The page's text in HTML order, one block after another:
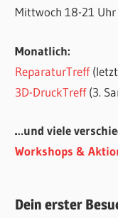
Mittwoch 18-21 Uhr
Monatlich:
ReparaturTreff
3D-DruckTreff(3.
…und viele
Workshops &
Dein erster